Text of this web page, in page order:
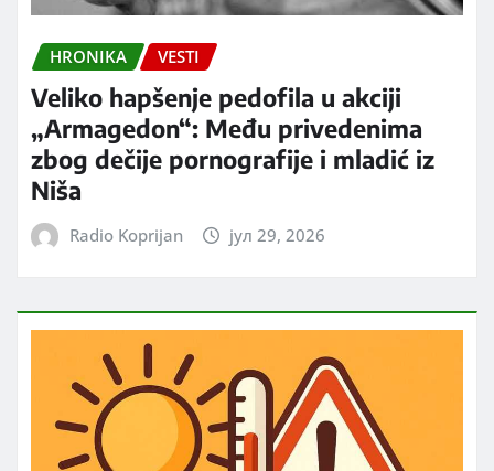
HRONIKA VESTI
Veliko hapšenje pedofila u akciji
„Armagedon“: Među privedenima
zbog dečije pornografije i mladić iz
Niša
Radio Koprijan јул 29, 2026